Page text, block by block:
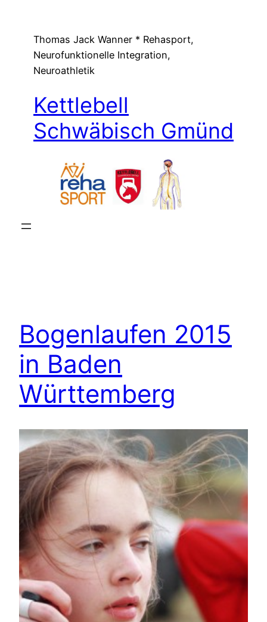
springenThomas Jack Wanner * Rehasport,
Neurofunktionelle Integration,
Neuroathletik
Kettlebell
Schwäbisch Gmünd
Bogenlaufen 2015
in Baden
Württemberg